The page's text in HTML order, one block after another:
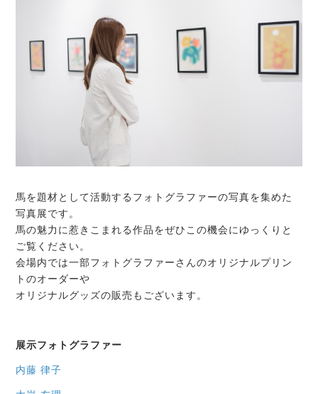
馬を題材として活動するフォトグラファーの写真を集めた
写真展です。
馬の魅力に惹きこまれる作品をぜひこの機会にゆっくりと
ご覧ください。
会場内では一部フォトグラファーさんのオリジナルプリン
トのオーダーや
オリジナルグッズの販売もございます。
展示フォトグラファー
内藤 律子